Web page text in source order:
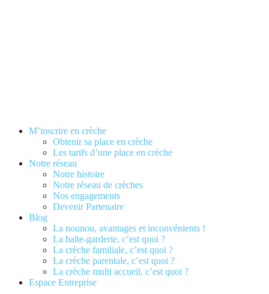
M’inscrire en crèche
Obtenir sa place en crèche
Les tarifs d’une place en crèche
Notre réseau
Notre histoire
Notre réseau de crèches
Nos engagements
Devenir Partenaire
Blog
La nounou, avantages et inconvénients !
La halte-garderie, c’est quoi ?
La crèche familiale, c’est quoi ?
La crèche parentale, c’est quoi ?
La crèche multi accueil, c’est quoi ?
Espace Entreprise